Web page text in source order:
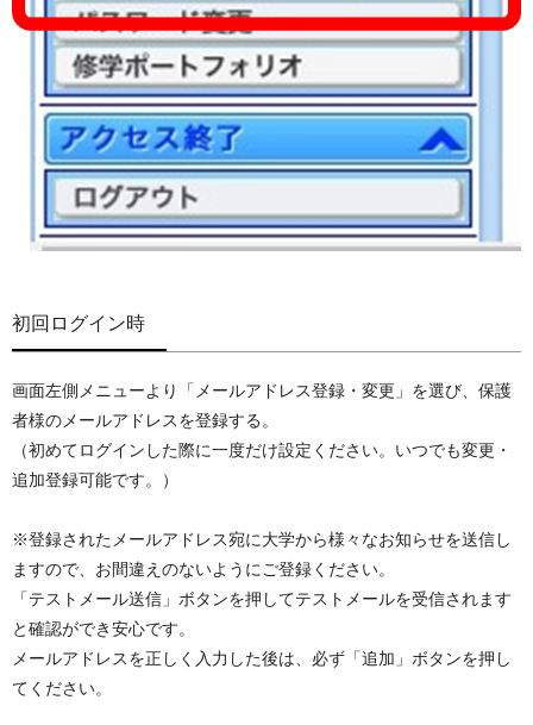
初回ログイン時
画面左側メニューより「メールアドレス登録・変更」を選び、保護
者様のメールアドレスを登録する。
（初めてログインした際に一度だけ設定ください。いつでも変更・
追加登録可能です。）
※登録されたメールアドレス宛に大学から様々なお知らせを送信し
ますので、お間違えのないようにご登録ください。
「テストメール送信」ボタンを押してテストメールを受信されます
と確認ができ安心です。
メールアドレスを正しく入力した後は、必ず「追加」ボタンを押し
てください。